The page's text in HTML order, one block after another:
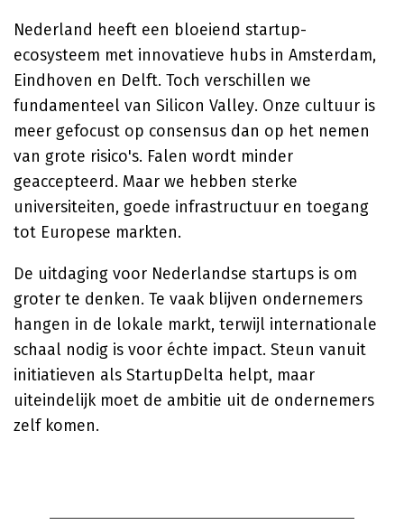
Nederland heeft een bloeiend startup-
ecosysteem met innovatieve hubs in Amsterdam,
Eindhoven en Delft. Toch verschillen we
fundamenteel van Silicon Valley. Onze cultuur is
meer gefocust op consensus dan op het nemen
van grote risico's. Falen wordt minder
geaccepteerd. Maar we hebben sterke
universiteiten, goede infrastructuur en toegang
tot Europese markten.
De uitdaging voor Nederlandse startups is om
groter te denken. Te vaak blijven ondernemers
hangen in de lokale markt, terwijl internationale
schaal nodig is voor échte impact. Steun vanuit
initiatieven als StartupDelta helpt, maar
uiteindelijk moet de ambitie uit de ondernemers
zelf komen.